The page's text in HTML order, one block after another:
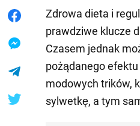
Zdrowa dieta i
prawdziwe klucze
Czasem jednak
pożądanego
modowych trików,
sylwetkę, a tym